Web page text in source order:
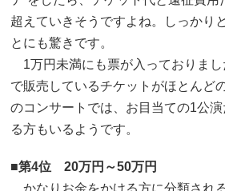
超えていきそうですよね。しっかり
とにも驚きです。
1万円未満にも票が入っておりまし
で販売しているチケットがほとんど
のコンサートでは、お目当ての1公
る方もいるようです。
■第4位 20万円～50万円
かなりお金をかける方に分類され